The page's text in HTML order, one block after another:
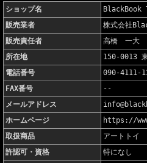
ショップ名
BlackBook
販売業者
株式会社
販売責任者
高橋 一大
所在地
150-0013
電話番号
090-4111-
FAX番号
--
メールアドレス
ホームページ
https://
取扱商品
アートトイ
許認可・資格
特になし